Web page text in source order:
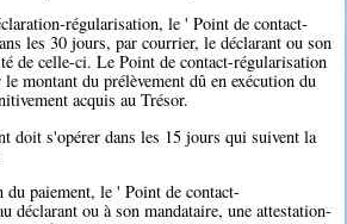
régularisation, le ' Point de contact-
les 30 jours, par courrier, le déclarant ou son
de celle-ci. Le Point de contact-régularisation
montant du prélèvement dû en exécution du
acquis au Trésor.
doit s'opérer dans les 15 jours qui suivent la
paiement, le ' Point de contact-
déclarant ou à son mandataire, une attestation-